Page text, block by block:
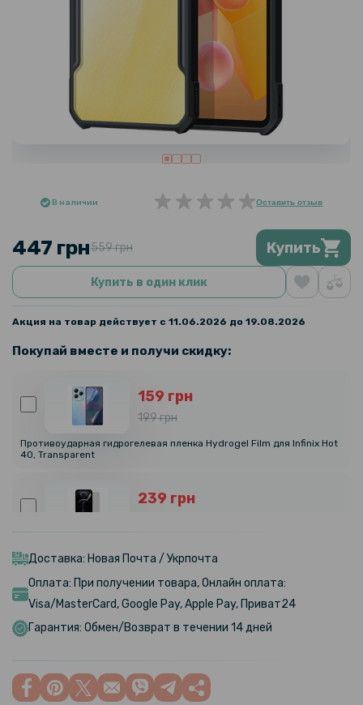
В наличии Оставить отзыв
447 грн559 грн Купить
Купить в один клик
Акция на товар действует с 11.06.2026 до 19.08.2026
Покупай вместе и получи скидку:
159 грн
199 грн
Противоударная гидрогелевая пленка Hydrogel Film для Infinix Hot
40, Transparent
239 грн
319 грн
399 грн
Гидрогелевая пленка iNobi Privacy Matte для Infinix Hot 40
159 грн
Доставка: Новая Почта / Укрпочта
Оплата: При получении товара, Онлайн оплата:
Visa/MasterCard, Google Pay, Apple Pay, Приват24
Гарантия: Обмен/Возврат в течении 14 дней